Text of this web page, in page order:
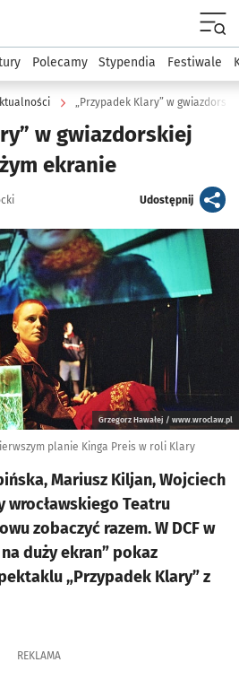
podserwis: Kultura
Polecamy Stypendia Festiwale
„Przypadek Klary” w
w gwiazdorskiej
ekranie
Udostępnijartykuł
Grzegorz Hawałej / www.wroclaw.pl
planie Kinga Preis w roli Klary
Mariusz Kiljan, Wojciech
wrocławskiego Teatru
zobaczyć razem. W DCF w
duży ekran” pokaz
„Przypadek Klary” z
REKLAMA